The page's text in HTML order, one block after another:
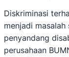
Diskriminasi
menjadi
penyandang
perusahaan